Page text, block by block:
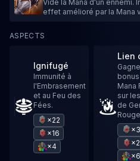
Vide la Mana d'un ennemi.
effet amélioré par la Mana
ASPECTS
Ignifugé
Immunité à
l'Embrasement
et au Feu des
Fées.
×22
×16
×4
Lien
Mana
sur
de
×6